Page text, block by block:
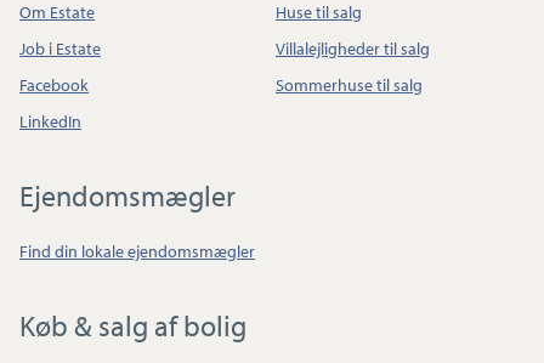
Om Estate
Job i Estate
Facebook
LinkedIn
Huse til salg
Villalejligheder til salg
Sommerhuse til salg
Ejendomsmægler
Find din lokale ejendomsmægler
Køb & salg af bolig